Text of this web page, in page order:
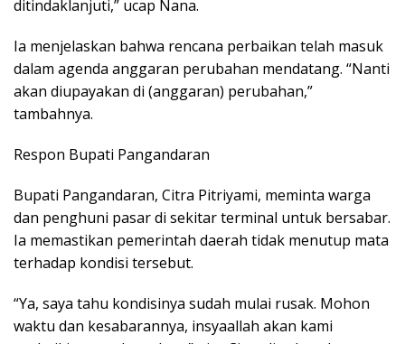
ditindaklanjuti,” ucap Nana.
Ia menjelaskan bahwa rencana perbaikan telah masuk
dalam agenda anggaran perubahan mendatang. “Nanti
akan diupayakan di (anggaran) perubahan,”
tambahnya.
Respon Bupati Pangandaran
Bupati Pangandaran, Citra Pitriyami, meminta warga
dan penghuni pasar di sekitar terminal untuk bersabar.
Ia memastikan pemerintah daerah tidak menutup mata
terhadap kondisi tersebut.
“Ya, saya tahu kondisinya sudah mulai rusak. Mohon
waktu dan kesabarannya, insyaallah akan kami